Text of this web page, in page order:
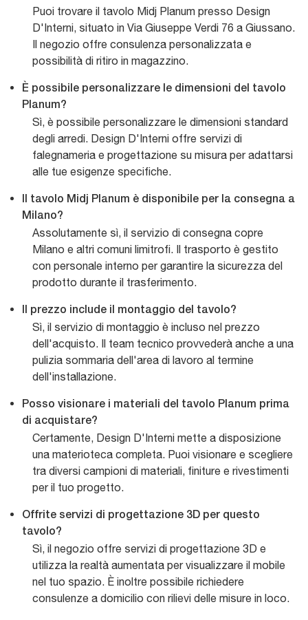
Puoi trovare il tavolo Midj Planum presso Design
D'Interni, situato in Via Giuseppe Verdi 76 a Giussano.
Il negozio offre consulenza personalizzata e
possibilità di ritiro in magazzino.
È possibile personalizzare le dimensioni del tavolo
Planum?
Sì, è possibile personalizzare le dimensioni standard
degli arredi. Design D'Interni offre servizi di
falegnameria e progettazione su misura per adattarsi
alle tue esigenze specifiche.
Il tavolo Midj Planum è disponibile per la consegna a
Milano?
Assolutamente sì, il servizio di consegna copre
Milano e altri comuni limitrofi. Il trasporto è gestito
con personale interno per garantire la sicurezza del
prodotto durante il trasferimento.
Il prezzo include il montaggio del tavolo?
Sì, il servizio di montaggio è incluso nel prezzo
dell'acquisto. Il team tecnico provvederà anche a una
pulizia sommaria dell'area di lavoro al termine
dell'installazione.
Posso visionare i materiali del tavolo Planum prima
di acquistare?
Certamente, Design D'Interni mette a disposizione
una materioteca completa. Puoi visionare e scegliere
tra diversi campioni di materiali, finiture e rivestimenti
per il tuo progetto.
Offrite servizi di progettazione 3D per questo
tavolo?
Sì, il negozio offre servizi di progettazione 3D e
utilizza la realtà aumentata per visualizzare il mobile
nel tuo spazio. È inoltre possibile richiedere
consulenze a domicilio con rilievi delle misure in loco.